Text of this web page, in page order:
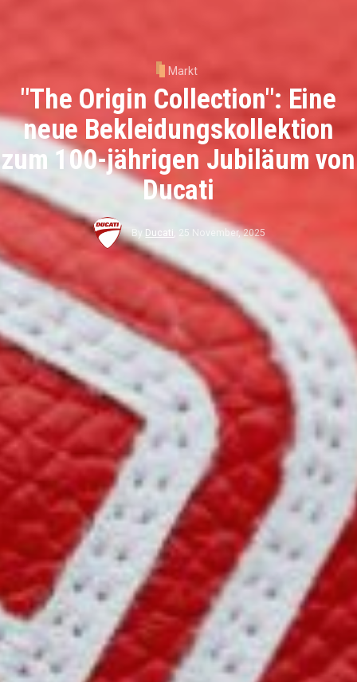
Markt
"The Origin Collection": Eine
neue Bekleidungskollektion
zum 100-jährigen Jubiläum von
Ducati
By Ducati 25 November, 2025